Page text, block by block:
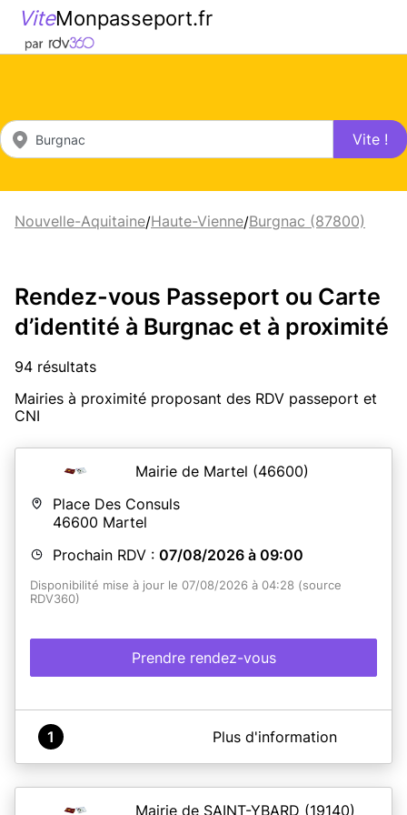
ViteMonpasseport.fr
Vite !
Nouvelle-Aquitaine/Haute-Vienne/Burgnac (87800)
Rendez-vous Passeport ou Carte
d’identité à Burgnac et à proximité
94 résultats
Mairies à proximité proposant des RDV passeport et
CNI
Mairie de Martel (46600)
Place Des Consuls
46600 Martel
Prochain RDV : 07/08/2026 à 09:00
Disponibilité mise à jour le 07/08/2026 à 04:28 (source
RDV360)
Prendre rendez-vous
A propos de Mairie de MARTEL
13h30 à 17h et les mercredi et vendredi de 9h à 12h
Les remises de titre se font sans rendez-vous aux
1 Plus d'information
Mairie de SAINT-YBARD (19140)